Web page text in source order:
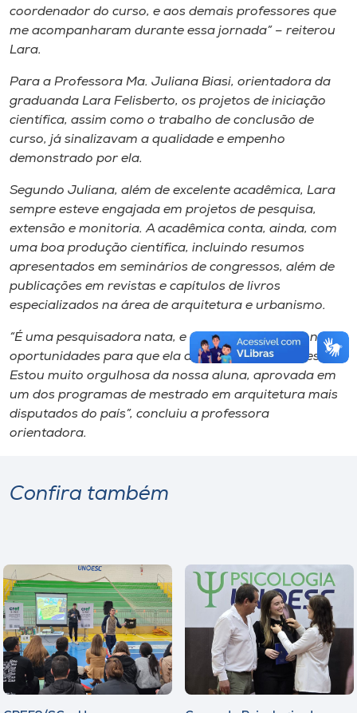
coordenador do curso, e aos demais professores que
me acompanharam durante essa jornada” – reiterou
Lara.
Para a Professora Ma. Juliana Biasi, orientadora da
graduanda Lara Felisberto, os projetos de iniciação
científica, assim como o trabalho de conclusão de
curso, já sinalizavam a qualidade e empenho
demonstrado por ela.
Segundo Juliana, além de excelente acadêmica, Lara
sempre esteve engajada em projetos de pesquisa,
extensão e monitoria. A acadêmica conta, ainda, com
uma boa produção científica, incluindo resumos
apresentados em seminários de congressos, além de
publicações em revistas e capítulos de livros
especializados na área de arquitetura e urbanismo.
“É uma pesquisadora nata, e a Unoesc proporcionou
oportunidades para que ela alcançasse esse sucesso.
Estou muito orgulhosa da nossa aluna, aprovada em
um dos programas de mestrado em arquitetura mais
disputados do país”, concluiu a professora
orientadora.
Confira também